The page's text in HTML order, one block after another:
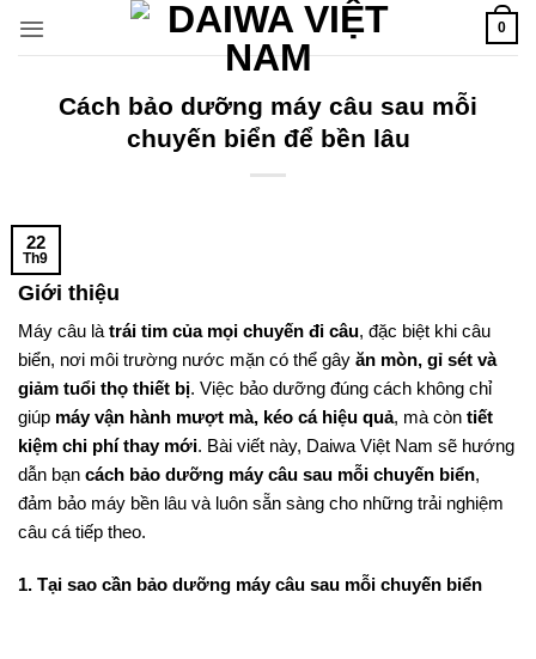
qua
0
Cách bảo dưỡng máy câu sau mỗi
chuyến biển để bền lâu
22
Th9
Giới thiệu
Máy câu là trái tim của mọi chuyến đi câu, đặc biệt khi câu
biển, nơi môi trường nước mặn có thể gây ăn mòn, gỉ sét và
giảm tuổi thọ thiết bị. Việc bảo dưỡng đúng cách không chỉ
giúp máy vận hành mượt mà, kéo cá hiệu quả, mà còn tiết
kiệm chi phí thay mới. Bài viết này, Daiwa Việt Nam sẽ hướng
dẫn bạn cách bảo dưỡng máy câu sau mỗi chuyến biển,
đảm bảo máy bền lâu và luôn sẵn sàng cho những trải nghiệm
câu cá tiếp theo.
1. Tại sao cần bảo dưỡng máy câu sau mỗi chuyến biển